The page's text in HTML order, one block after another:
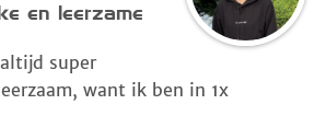
en leerzame
super
want ik ben in 1x